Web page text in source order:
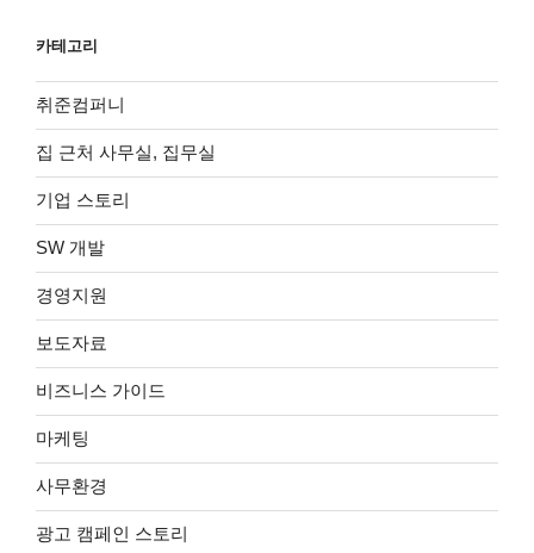
카테고리
취준컴퍼니
집 근처 사무실, 집무실
기업 스토리
SW 개발
경영지원
보도자료
비즈니스 가이드
마케팅
사무환경
광고 캠페인 스토리